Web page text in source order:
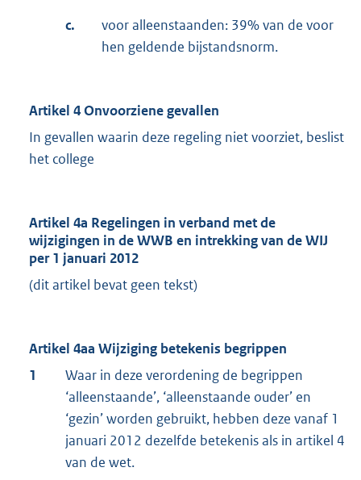
c.
voor alleenstaanden: 39% van de voor
hen geldende bijstandsnorm.
Artikel 4 Onvoorziene gevallen
In gevallen waarin deze regeling niet voorziet, beslist
het college
Artikel 4a Regelingen in verband met de
wijzigingen in de WWB en intrekking van de WIJ
per 1 januari 2012
(dit artikel bevat geen tekst)
Artikel 4aa Wijziging betekenis begrippen
1
Waar in deze verordening de begrippen
‘alleenstaande’, ‘alleenstaande ouder’ en
‘gezin’ worden gebruikt, hebben deze vanaf 1
januari 2012 dezelfde betekenis als in artikel 4
van de wet.